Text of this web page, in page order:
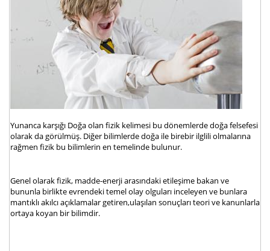
Yunanca karşığı Doğa olan fizik kelimesi bu dönemlerde doğa felsefesi
olarak da görülmüş. Diğer bilimlerde doğa ile birebir ilglili olmalarına
rağmen fizik bu bilimlerin en temelinde bulunur.
Genel olarak fizik, madde-enerji arasındaki etileşime bakan ve
bununla birlikte evrendeki temel olay olguları inceleyen ve bunlara
mantıklı akılcı açıklamalar getiren,ulaşılan sonuçları teori ve kanunlarla
ortaya koyan bir bilimdir.